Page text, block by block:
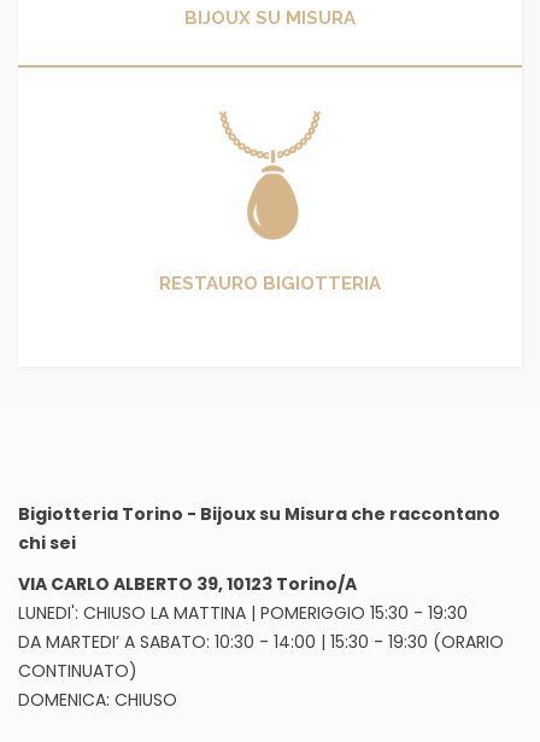
BIJOUX SU MISURA
RESTAURO BIGIOTTERIA
Bigiotteria Torino - Bijoux su Misura che raccontano
chi sei
VIA CARLO ALBERTO 39, 10123 Torino/A
LUNEDI': CHIUSO LA MATTINA | POMERIGGIO 15:30 - 19:30
DA MARTEDI’ A SABATO: 10:30 - 14:00 | 15:30 - 19:30 (ORARIO
CONTINUATO)
DOMENICA: CHIUSO